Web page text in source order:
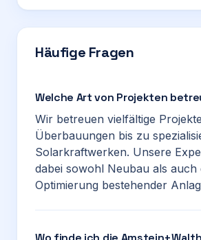
Häufige Fragen
Welche Art von Projekten
Wir betreuen vielfältige
Überbauungen bis zu
Solarkraftwerken. Unsere
dabei sowohl Neubau als auch
Optimierung bestehender